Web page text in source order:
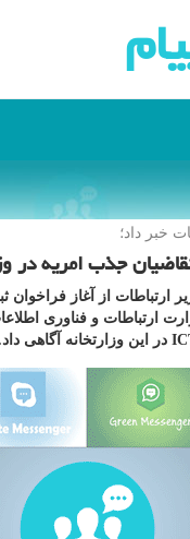
خبر داد؛
جذب امریه در
ارتباطات از آغاز فراخوان
ارتباطات و فناوری